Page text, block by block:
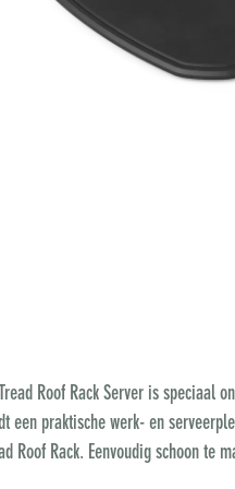
Roof Rack Server is speciaal
een praktische werk- en
Roof Rack. Eenvoudig schoon te